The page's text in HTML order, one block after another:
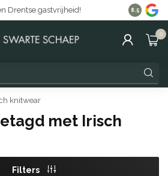
Drentse gastvrijheid! Gratis
8.5
0
knitwear
met Irisch
Filters